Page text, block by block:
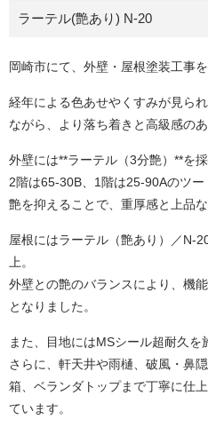
ラーテル(艶あり) N-20
岡崎市にて、外壁・屋根塗装工事
経年による色あせやくすみが見ら
ながら、より落ち着きと高級感の
外壁には**ラーテル（3分艶）**を採
2階は65-30B、1階は25-90Aのツー
艶を抑えることで、重厚感と上品
屋根にはラーテル（艶あり）／N-
上。
外壁との艶のバランスにより、機
となりました。
また、目地にはMSシール超耐久を
さらに、軒天井や雨樋、破風・鼻
箱、ベランダトップまで丁寧に仕
ています。